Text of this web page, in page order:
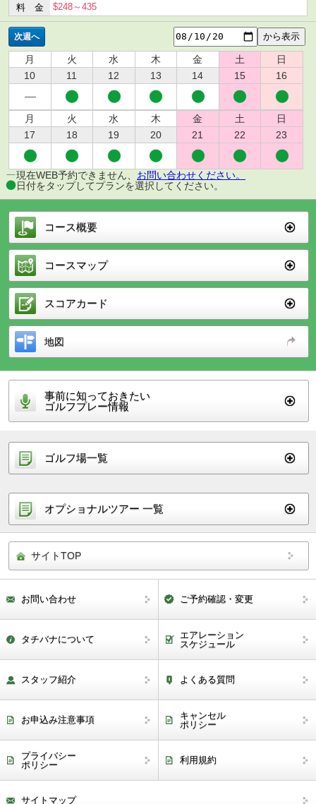
料 金
$248～435
次週へ
月 火 水 木 金 土
日
10
11 12 13 14 15 16
月 火 水 木 金 土
日
17
18 19 20 21 22 23
現在WEB予約できません、 お問い合わせください。
日付をタップしてプランを選択してください。
コース概要
コースマップ
スコアカード
地図
事前に知っておきたい
ゴルフプレー情報
ゴルフ場一覧
オプショナルツアー 一覧
サイトTOP
お問い合わせ ご予約確認・変更
タチバナについて
エアレーション
スケジュール
スタッフ紹介 よくある質問
お申込み注意事項
キャンセル
ポリシー
プライバシー
ポリシー
利用規約
サイトマップ